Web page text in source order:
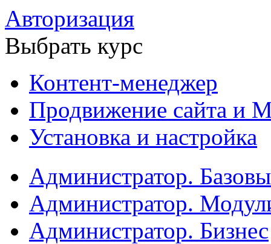
Авторизация
Выбрать курс
Контент-менеджер
Продвижение сайта и
Установка и настройка
Администратор.
Администратор.
Администратор. Бизнес